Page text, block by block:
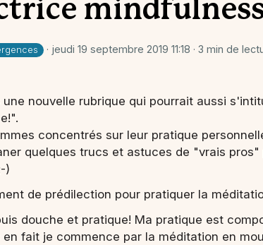
mindfulness
· jeudi 19 septembre 2019 11:18 · 3 min de
une nouvelle rubrique qui pourrait aussi
concentrés sur leur pratique
quelques trucs et astuces de "vrais
)
de prédilection pour pratiquer la
douche et pratique! Ma pratique est
fait je commence par la méditation en